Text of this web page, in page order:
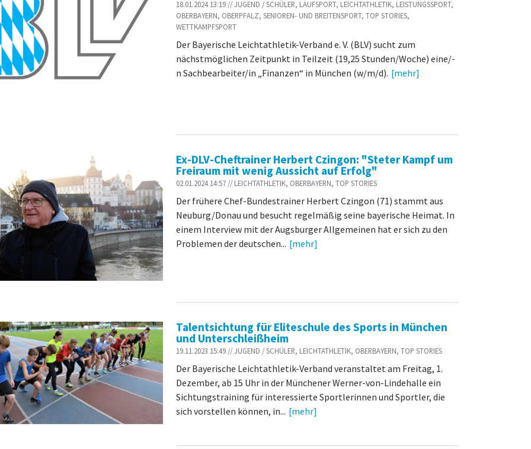
18.01.2024 13:19 // JUGEND / SCHÜLER, LAUFSPORT, LEICHTATHLETIK, LEISTUNGSSPORT,
OBERBAYERN, OBERPFALZ, SENIOREN- UND BREITENSPORT, TOP STORIES,
WETTKAMPFSPORT
Der Bayerische Leichtathletik-Verband e. V. (BLV) sucht zum
nächstmöglichen Zeitpunkt in Teilzeit (19,25 Stunden/Woche) eine/-
n Sachbearbeiter/in „Finanzen“ in München (w/m/d). [mehr]
Ex-DLV-Cheftrainer Herbert Czingon: "Steter Kampf um
Freiraum mit wenig Aussicht auf Erfolg"
02.01.2024 14:57 // LEICHTATHLETIK, OBERBAYERN, TOP STORIES
Der frühere Chef-Bundestrainer Herbert Czingon (71) stammt aus
Neuburg/Donau und besucht regelmäßig seine bayerische Heimat. In
einem Interview mit der Augsburger Allgemeinen hat er sich zu den
Problemen der deutschen... [mehr]
Talentsichtung für Eliteschule des Sports in München
und Unterschleißheim
19.11.2023 15:49 // JUGEND / SCHÜLER, LEICHTATHLETIK, OBERBAYERN, TOP STORIES
Der Bayerische Leichtathletik-Verband veranstaltet am Freitag, 1.
Dezember, ab 15 Uhr in der Münchener Werner-von-Lindehalle ein
Sichtungstraining für interessierte Sportlerinnen und Sportler, die
sich vorstellen können, in... [mehr]